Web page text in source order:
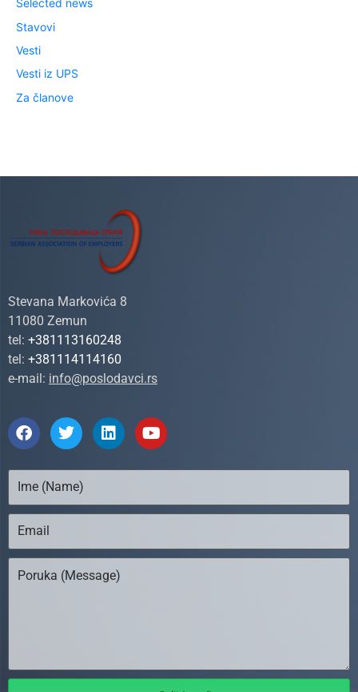
Selected news
Stavovi
Vesti
Vesti iz UPS
Za članove
Stevana Markovića 8
11080 Zemun
tel: +381113160248
tel: +381114114160
e-mail: info@poslodavci.rs